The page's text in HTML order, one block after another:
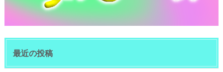
最近の投稿